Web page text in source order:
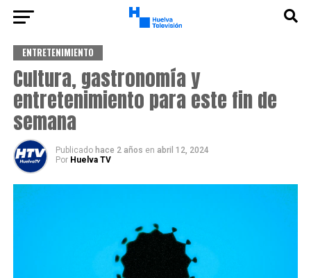
ENTRETENIMIENTO
Cultura, gastronomía y
entretenimiento para este fin de
semana
Publicado hace 2 años en abril 12, 2024
Por Huelva TV